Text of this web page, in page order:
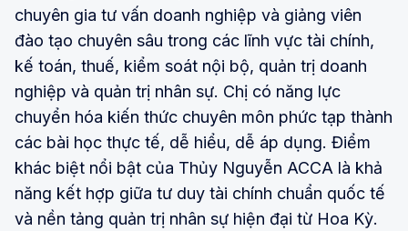
chuyên gia tư vấn doanh nghiệp và giảng viên
đào tạo chuyên sâu trong các lĩnh vực tài chính,
kế toán, thuế, kiểm soát nội bộ, quản trị doanh
nghiệp và quản trị nhân sự. Chị có năng lực
chuyển hóa kiến thức chuyên môn phức tạp thành
các bài học thực tế, dễ hiểu, dễ áp dụng. Điểm
khác biệt nổi bật của Thủy Nguyễn ACCA là khả
năng kết hợp giữa tư duy tài chính chuẩn quốc tế
và nền tảng quản trị nhân sự hiện đại từ Hoa Kỳ.